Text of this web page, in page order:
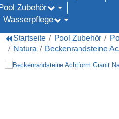
Zubehör
Wasserpflege
Startseite Pool Zubehör
Natura
Beckenrandsteine